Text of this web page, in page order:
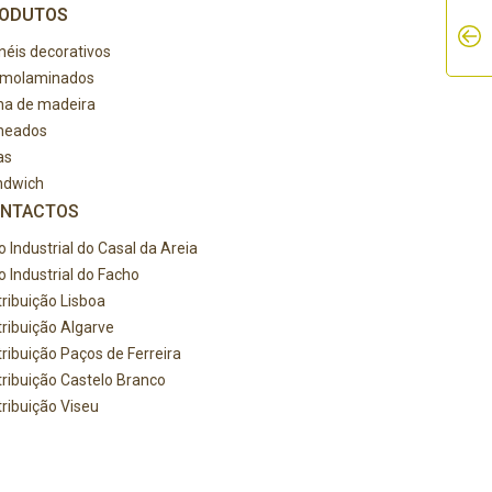
decorativos
de madeira
Industrial do Casal da Areia
Industrial do Facho
Lisboa
Algarve
Paços de Ferreira
Castelo Branco
Viseu